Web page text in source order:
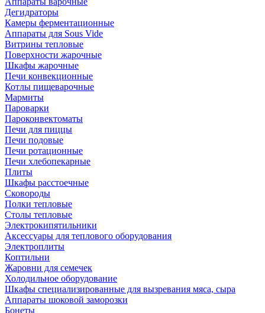
Дегидраторы
Камеры ферментационные
Аппараты для Sous Vide
Витрины тепловые
Поверхности жарочные
Шкафы жарочные
Печи конвекционные
Котлы пищеварочные
Мармиты
Пароварки
Пароконвектоматы
Печи для пиццы
Печи подовые
Печи ротационные
Печи хлебопекарные
Плиты
Шкафы расстоечные
Сковороды
Полки тепловые
Столы тепловые
Электрокипятильники
Аксессуары для теплового оборудования
Электроплиты
Коптильни
Жаровни для семечек
Холодильное оборудование
Шкафы специализированные для вызревания мяса, сыра
Аппараты шоковой заморозки
Бонеты